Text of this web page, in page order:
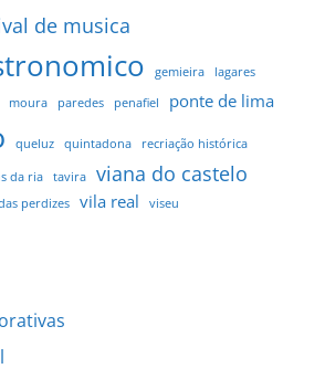
de musica
gemieira
lagares
moura paredes penafiel ponte de lima
queluz quintadona recriação histórica
da ria tavira viana do castelo
perdizes vila real viseu